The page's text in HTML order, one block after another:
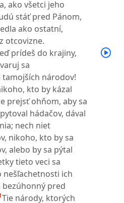
ako všetci jeho
stáť pred Pánom,
ako ostatní,
otcovizne.
prídeš do krajiny,
sa
národov!
kto by kázal
prejsť ohňom, aby sa
hádačov, dával
nech niet
nikoho, kto by sa
alebo by sa pýtal
tieto veci sa
nešľachetnosti ich
bezúhonný pred
Tie národy, ktorých